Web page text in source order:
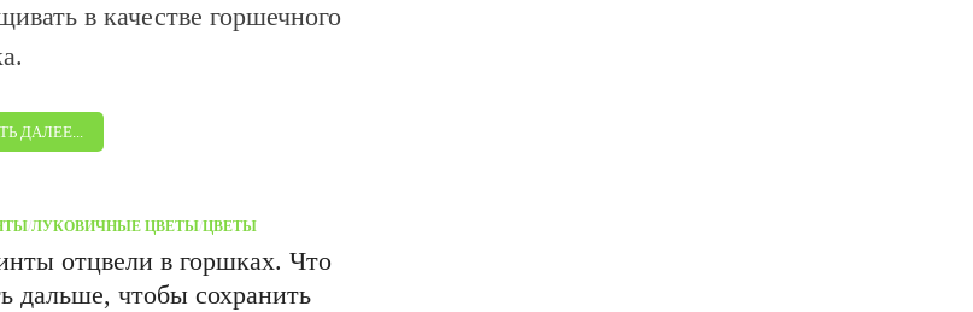
в качестве горшечного
ДАЛЕЕ...
ЛУКОВИЧНЫЕ ЦВЕТЫ ЦВЕТЫ
отцвели в горшках. Что
дальше, чтобы сохранить